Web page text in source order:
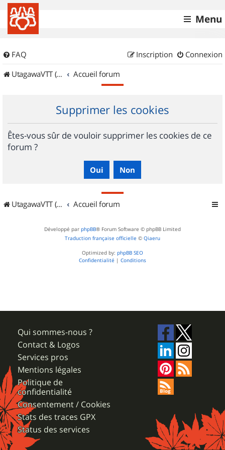
Menu
FAQ Connexion
Inscription
UtagawaVTT (Randos VTT et VTTAE avec traces GPS)
Accueil forum
Supprimer les cookies
Êtes-vous sûr de vouloir supprimer les cookies de ce
forum ?
UtagawaVTT (Randos VTT et VTTAE avec traces GPS) Accueil forum
Développé par phpBB® Forum Software © phpBB Limited
Traduction française officielle © Qiaeru
Optimized by: phpBB SEO
Confidentialité | Conditions
Qui sommes-nous ?
Contact & Logos
Services pros
Mentions légales
Politique de
confidentialité
Consentement / Cookies
Stats des traces GPX
Status des services